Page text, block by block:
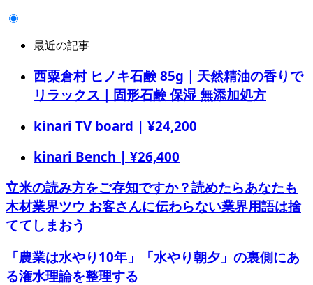
最近の記事
西粟倉村 ヒノキ石鹸 85g｜天然精油の香りで
リラックス｜固形石鹸 保湿 無添加処方
kinari TV board | ¥24,200
kinari Bench | ¥26,400
立米の読み方をご存知ですか？読めたらあなたも
木材業界ツウ お客さんに伝わらない業界用語は捨
ててしまおう
「農業は水やり10年」「水やり朝夕」の裏側にあ
る潅水理論を整理する